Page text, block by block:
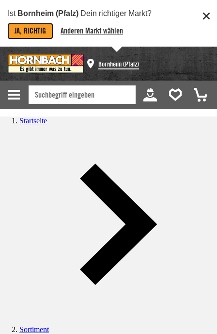
Ist Bornheim (Pfalz) Dein richtiger Markt?
JA, RICHTIG Anderen Markt wählen
Bornheim (Pfalz)
Startseite
Sortiment